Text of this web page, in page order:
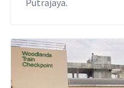
Putrajaya.